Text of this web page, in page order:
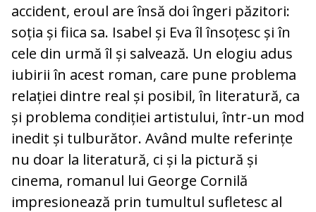
accident, eroul are însă doi îngeri păzitori:
soția și fiica sa. Isabel și Eva îl însoțesc și în
cele din urmă îl și salvează. Un elogiu adus
iubirii în acest roman, care pune problema
relației dintre real și posibil, în literatură, ca
și problema condiției artistului, într-un mod
inedit și tulburător. Având multe referințe
nu doar la literatură, ci și la pictură și
cinema, romanul lui George Cornilă
impresionează prin tumultul sufletesc al